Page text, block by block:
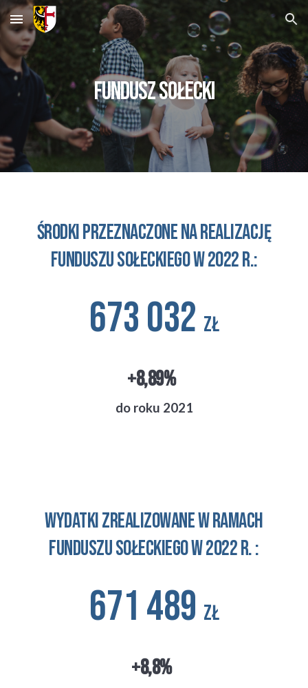
Skip to main content Skip to navigation
FUNDUSZ SOŁECKI
Środki przeznaczone na realizację
Funduszu sołeckiego w 2022 R.:
673 032 zł
+8,89%
do roku 2021
Wydatki zrealizowane w ramach
funduszu sołeckiego w 2022 r. :
671 489 zł
+8,8%